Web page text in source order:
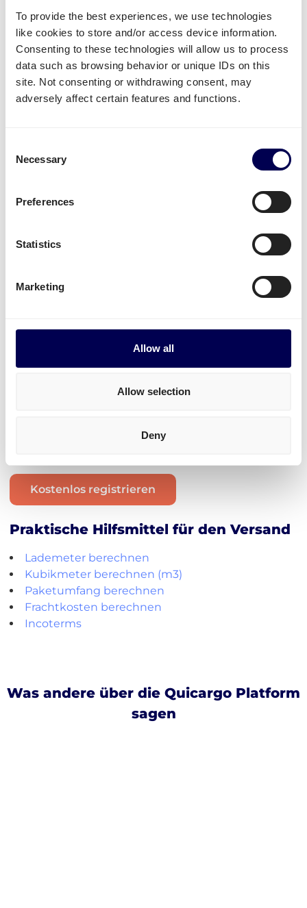
To provide the best experiences, we use technologies
like cookies to store and/or access device information.
Consenting to these technologies will allow us to process
data such as browsing behavior or unique IDs on this
site. Not consenting or withdrawing consent, may
adversely affect certain features and functions.
Selection
Necessary
Preferences
Statistics
Marketing
Allow all
Allow selection
Deny
möglich, solange die Abholadresse in der
Niederlande liegt.
Mit Quicargo können Sie zusätzlich auch anBol.com,
Amazonoder Zalando nahe Breda Ihre Ware
transportieren lassen.
versendet?
den Versand von unterschiedlichster Ware genutzt.
werden häufig versendet.
Unabhängig von der Industrie, am
kosteneffektivstenist es, wenn man in großem
Volumen alles auf einmal auf einer Palette
ist aktuell nur von der Niederlande
Kostenlos registrieren
Praktische Hilfsmittel für den Versand
Lademeter berechnen
Kubikmeter berechnen (m3)
Paketumfang berechnen
Frachtkosten berechnen
Incoterms
Was andere über die Quicargo Platform
sagen